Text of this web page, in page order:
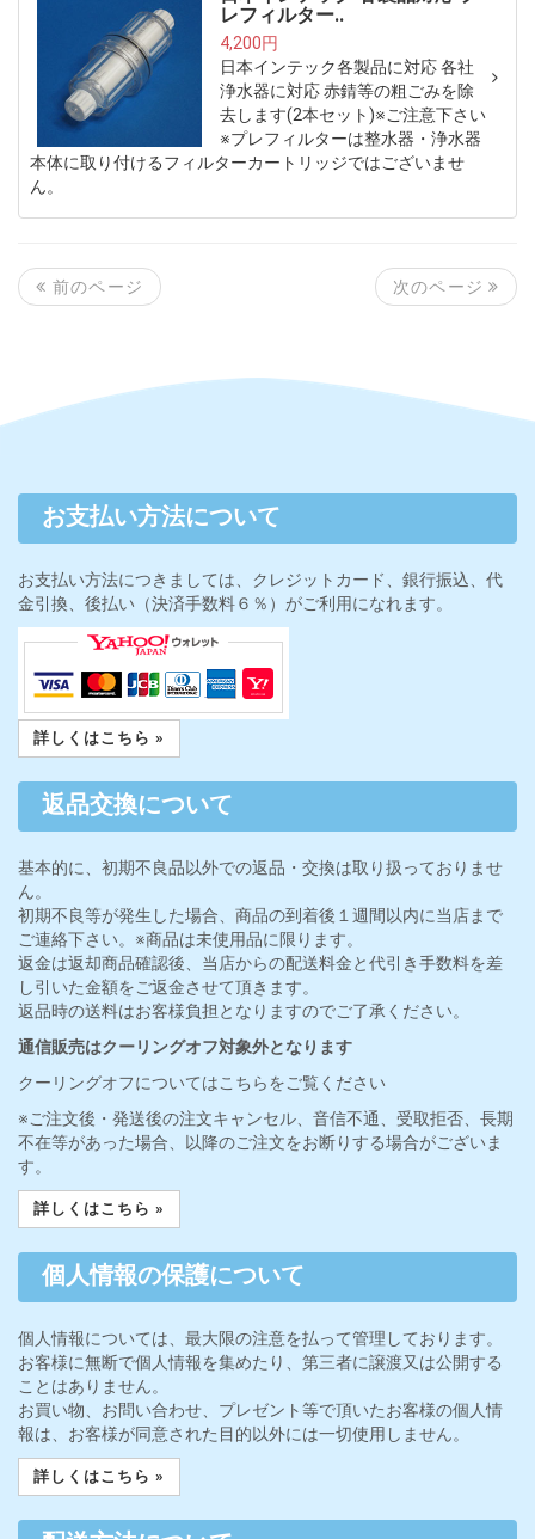
レフィルター..
4,200円
日本インテック各製品に対応 各社
浄水器に対応 赤錆等の粗ごみを除
去します(2本セット)※ご注意下さい
※プレフィルターは整水器・浄水器
本体に取り付けるフィルターカートリッジではございませ
ん。
前のページ 次のページ
お支払い方法について
お支払い方法につきましては、クレジットカード、銀行振込、代
金引換、後払い（決済手数料６％）がご利用になれます。
詳しくはこちら »
返品交換について
基本的に、初期不良品以外での返品・交換は取り扱っておりませ
ん。
初期不良等が発生した場合、商品の到着後１週間以内に当店まで
ご連絡下さい。※商品は未使用品に限ります。
返金は返却商品確認後、当店からの配送料金と代引き手数料を差
し引いた金額をご返金させて頂きます。
返品時の送料はお客様負担となりますのでご了承ください。
通信販売はクーリングオフ対象外となります
クーリングオフについてはこちらをご覧ください
※ご注文後・発送後の注文キャンセル、音信不通、受取拒否、長期
不在等があった場合、以降のご注文をお断りする場合がございま
す。
詳しくはこちら »
個人情報の保護について
個人情報については、最大限の注意を払って管理しております。
お客様に無断で個人情報を集めたり、第三者に譲渡又は公開する
ことはありません。
お買い物、お問い合わせ、プレゼント等で頂いたお客様の個人情
報は、お客様が同意された目的以外には一切使用しません。
詳しくはこちら »